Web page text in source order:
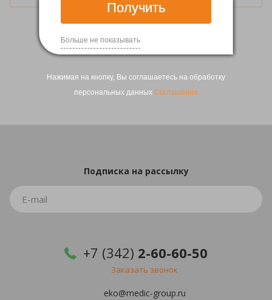
Получить
Больше не показывать
Нажимая на кнопку, Вы соглашаетесь на обработку
персональных данных Соглашение
1 2
Подписка на рассылку
+7 (342) 2-60-60-50
Заказать звонок
eko@medic-group.ru